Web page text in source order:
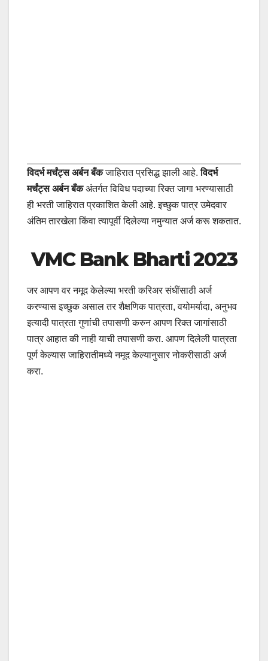
विदर्भ मर्चंट्स अर्बन बँकजाहिरात प्रसिद्ध झाली आहे.विदर्भ
मर्चंट्स अर्बन बँकअंतर्गत विविध पदाच्या रिक्त जागा भरण्यासाठी
ही भरती जाहिरात प्रकाशित केली आहे. इच्छुक पात्र उमेदवार
अंतिम तारखेला किंवा त्यापूर्वी दिलेल्या नमुन्यात अर्ज करू शकतात.
VMC Bank Bharti 2023
जर आपण वर नमूद केलेल्या भरती करिअर संधींसाठी अर्ज
करण्यास इच्छुक असाल तर शैक्षणिक पात्रता, वयोमर्यादा, अनुभव
इत्यादी पात्रता गुणांची तपासणी करुन आपण रिक्त जागांसाठी
पात्र आहात की नाही याची तपासणी करा. आपण दिलेली पात्रता
पूर्ण केल्यास जाहिरातीमध्ये नमूद केल्यानुसार नोकरीसाठी अर्ज
करा.